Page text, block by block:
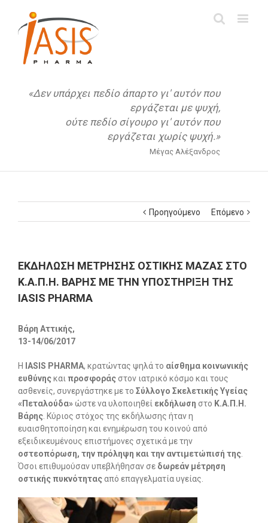
«Δεν υπάρχει πεδίο άπαρτο γι' αυτόν που
εργάζεται με ψυχή,
ούτε πεδίο σίγουρο γι' αυτόν που
εργάζεται χωρίς ψυχή.»
Μέγας Αλέξανδρος
Προηγούμενο Επόμενο
ΕΚΔΗΛΩΣΗ ΜΕΤΡΗΣΗΣ ΟΣΤΙΚΗΣ ΜΑΖΑΣ ΣΤΟ
Κ.Α.Π.Η. ΒΑΡΗΣ ΜΕ ΤΗΝ ΥΠΟΣΤΗΡΙΞΗ ΤΗΣ
IASIS PHARMA
Βάρη Αττικής,
13-14/06/2017
H IASIS PHARMA, κρατώντας ψηλά το αίσθημα κοινωνικής
ευθύνηςκαι προσφοράς στον ιατρικό κόσμο και τους
ασθενείς, συνεργάστηκε με το Σύλλογο Σκελετικής Υγείας
«Πεταλούδα»ώστε να υλοποιηθεί εκδήλωση στο Κ.Α.Π.Η.
Βάρης . Κύριος στόχος της εκδήλωσης ήταν η
ευαισθητοποίηση και ενημέρωση του κοινού από
εξειδικευμένους επιστήμονες σχετικά με την
οστεοπόρωση, την πρόληψη και την αντιμετώπισή της
Όσοι επιθυμούσαν υπεβλήθησαν σε δωρεάν μέτρηση
οστικής πυκνότηταςαπό επαγγελματία υγείας.